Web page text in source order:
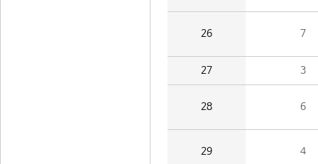
26 7
27 3
28 6
29 4